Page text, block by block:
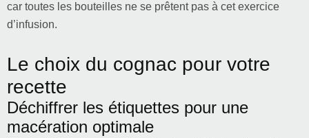
car toutes les bouteilles ne se prêtent pas à cet exercice
d’infusion.
Le choix du cognac pour votre
recette
Déchiffrer les étiquettes pour une
macération optimale